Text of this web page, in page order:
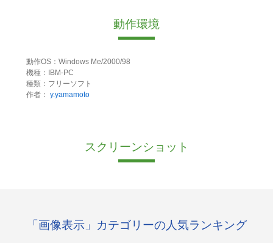
動作環境
動作OS：Windows Me/2000/98
機種：IBM-PC
種類：フリーソフト
作者： y.yamamoto
スクリーンショット
「画像表示」カテゴリーの人気ランキング